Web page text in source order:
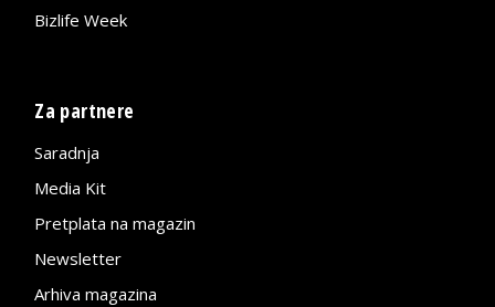
Bizlife Week
Za partnere
Saradnja
Media Kit
Pretplata na magazin
Newsletter
Arhiva magazina